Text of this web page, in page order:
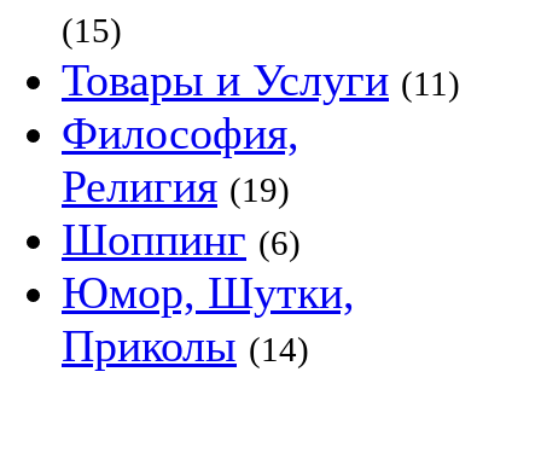
(15)
Товары и Услуги (11)
Философия,
Религия (19)
Шоппинг (6)
Юмор, Шутки,
Приколы (14)